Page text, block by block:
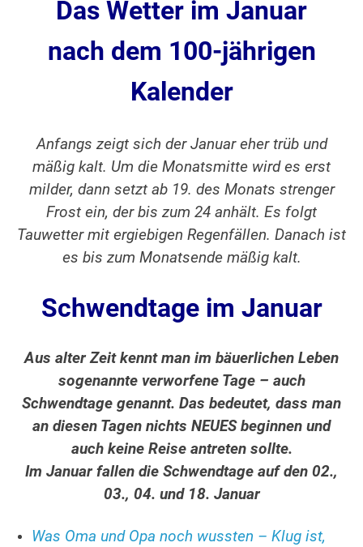
Das Wetter im Januar
nach dem 100-jährigen
Kalender
Anfangs zeigt sich der Januar eher trüb und
mäßig kalt. Um die Monatsmitte wird es erst
milder, dann setzt ab 19. des Monats strenger
Frost ein, der bis zum 24 anhält. Es folgt
Tauwetter mit ergiebigen Regenfällen. Danach ist
es bis zum Monatsende mäßig kalt.
Schwendtage im Januar
Aus alter Zeit kennt man im bäuerlichen Leben
sogenannte verworfene Tage – auch
Schwendtage genannt. Das bedeutet, dass man
an diesen Tagen nichts NEUES beginnen und
auch keine Reise antreten sollte.
Im Januar fallen die Schwendtage auf den 02.,
03., 04. und 18. Januar
Was Oma und Opa noch wussten – Klug ist,